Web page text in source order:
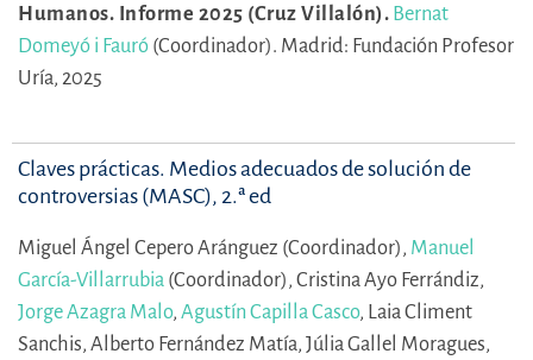
Humanos. Informe 2025 (Cruz Villalón). Bernat
Domeyó i Fauró (Coordinador). Madrid: Fundación Profesor
Uría, 2025
Claves prácticas. Medios adecuados de solución de
controversias (MASC), 2.ª ed
Miguel Ángel Cepero Aránguez (Coordinador), Manuel
García-Villarrubia (Coordinador), Cristina Ayo Ferrándiz,
Jorge Azagra Malo, Agustín Capilla Casco, Laia Climent
Sanchis, Alberto Fernández Matía, Júlia Gallel Moragues,